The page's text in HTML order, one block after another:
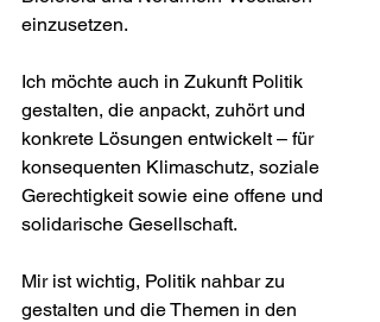
einzusetzen.
Ich möchte auch in Zukunft Politik
gestalten, die anpackt, zuhört und
konkrete Lösungen entwickelt – für
konsequenten Klimaschutz, soziale
Gerechtigkeit sowie eine offene und
solidarische Gesellschaft.
Mir ist wichtig, Politik nahbar zu
gestalten und die Themen in den